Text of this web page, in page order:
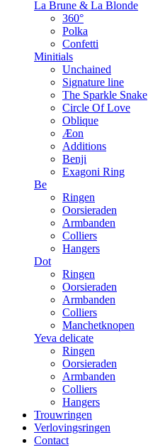
La Brune & La Blonde
360°
Polka
Confetti
Minitials
Unchained
Signature line
The Sparkle Snake
Circle Of Love
Oblique
Æon
Additions
Benji
Exagoni Ring
Be
Ringen
Oorsieraden
Armbanden
Colliers
Hangers
Dot
Ringen
Oorsieraden
Armbanden
Colliers
Manchetknopen
Yeva delicate
Ringen
Oorsieraden
Armbanden
Colliers
Hangers
Trouwringen
Verlovingsringen
Contact